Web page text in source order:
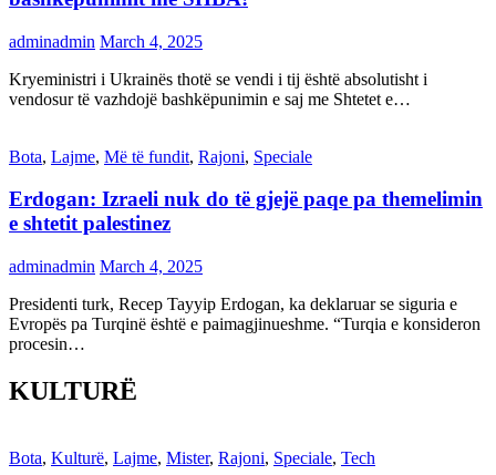
adminadmin March 4, 2025
Kryeministri i Ukrainës thotë se vendi i tij është absolutisht i
vendosur të vazhdojë bashkëpunimin e saj me Shtetet e…
Bota, Lajme, Më të fundit, Rajoni, Speciale
Erdogan: Izraeli nuk do të gjejë paqe pa themelimin
e shtetit palestinez
adminadmin March 4, 2025
Presidenti turk, Recep Tayyip Erdogan, ka deklaruar se siguria e
Evropës pa Turqinë është e paimagjinueshme. “Turqia e konsideron
procesin…
KULTURË
Bota, Kulturë, Lajme, Mister, Rajoni, Speciale, Tech